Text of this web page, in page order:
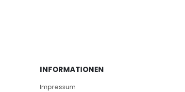
INFORMATIONEN
Impressum